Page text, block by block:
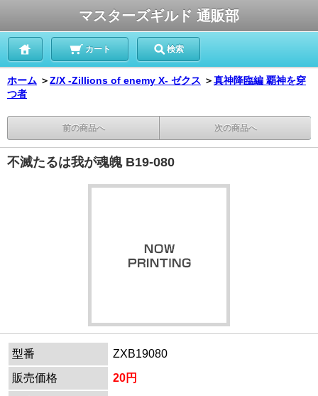
マスターズギルド 通販部
カート 検索
ホーム ＞Z/X -Zillions of enemy X- ゼクス ＞真神降臨編 覇神を穿
つ者
前の商品へ 次の商品へ
不滅たるは我が魂魄 B19-080
型番
ZXB19080
販売価格
20円